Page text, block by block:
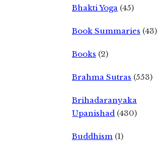
Bhakti Yoga (45)
Book Summaries (43)
Books (2)
Brahma Sutras (553)
Brihadaranyaka
Upanishad (430)
Buddhism (1)